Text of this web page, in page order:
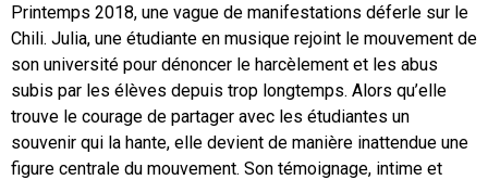
Printemps 2018, une vague de manifestations déferle sur le
Chili. Julia, une étudiante en musique rejoint le mouvement de
son université pour dénoncer le harcèlement et les abus
subis par les élèves depuis trop longtemps. Alors qu’elle
trouve le courage de partager avec les étudiantes un
souvenir qui la hante, elle devient de manière inattendue une
figure centrale du mouvement. Son témoignage, intime et